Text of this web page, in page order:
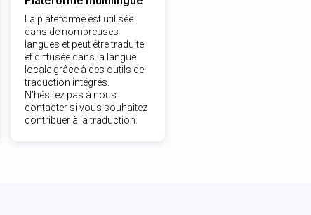
La plateforme est utilisée
dans de nombreuses
langues et peut être traduite
et diffusée dans la langue
locale grâce à des outils de
traduction intégrés.
N'hésitez pas à nous
contacter si vous souhaitez
contribuer à la traduction.